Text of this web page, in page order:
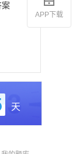
案
析
天
APP下载